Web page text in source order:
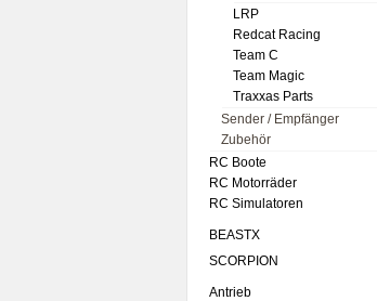
LRP
Redcat Racing
Team C
Team Magic
Traxxas Parts
Sender / Empfänger
Zubehör
RC Boote
RC Motorräder
RC Simulatoren
BEASTX
SCORPION
Antrieb